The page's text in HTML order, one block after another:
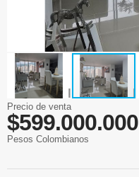
Precio de venta
$599.000.000
Pesos Colombianos